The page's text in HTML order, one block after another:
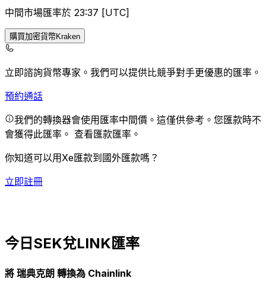
中間市場匯率於 23:37 [UTC]
購買加密貨幣Kraken
立即諮詢貨幣專家。 我們可以提供比競爭對手更優惠的匯率。
預約通話
我們的轉換器會使用匯率中間價。這僅供參考。您匯款時不
會獲得此匯率。 查看匯款匯率。
你知道可以用Xe匯款到國外匯款嗎？
立即註冊
今日SEK兌LINK匯率
將 瑞典克朗 轉換為 Chainlink